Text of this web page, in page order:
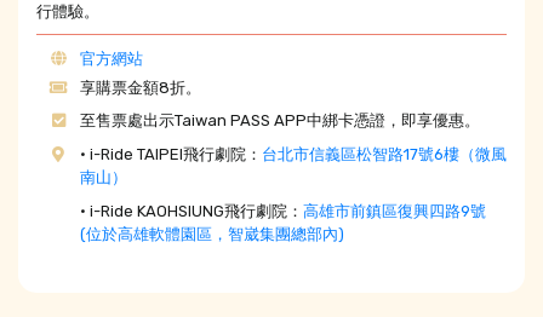
行體驗。
官方網站
享購票金額8折。
至售票處出示Taiwan PASS APP中綁卡憑證，即享優惠。
• i-Ride TAIPEI飛行劇院： 台北市信義區松智路17號6樓（微風
南山）
• i-Ride KAOHSIUNG飛行劇院： 高雄市前鎮區復興四路9號
(位於高雄軟體園區，智崴集團總部內)